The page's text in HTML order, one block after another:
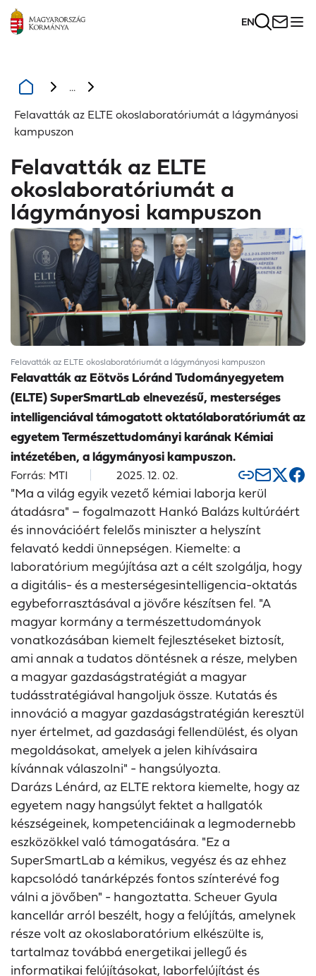
EN
...
Felavatták az ELTE okoslaboratóriumát a lágymányosi
kampuszon
Felavatták az ELTE
okoslaboratóriumát a
lágymányosi kampuszon
Felavatták az ELTE okoslaboratóriumát a lágymányosi kampuszon
Felavatták az Eötvös Lóránd Tudományegyetem
(ELTE) SuperSmartLab elnevezésű, mesterséges
intelligenciával támogatott oktatólaboratóriumát az
egyetem Természettudományi karának Kémiai
intézetében, a lágymányosi kampuszon.
Forrás: MTI 2025. 12. 02.
"Ma a világ egyik vezető kémiai laborja kerül
átadásra" – fogalmazott Hankó Balázs kultúráért
és innovációért felelős miniszter a helyszínt
felavató keddi ünnepségen. Kiemelte: a
laboratórium megújítása azt a célt szolgálja, hogy
a digitális- és a mesterségesintelligencia-oktatás
egybeforrasztásával a jövőre készítsen fel. "A
magyar kormány a természettudományok
vonatkozásában kiemelt fejlesztéseket biztosít,
ami annak a tudatos döntésnek a része, melyben
a magyar gazdaságstratégiát a magyar
tudásstratégiával hangoljuk össze. Kutatás és
innováció a magyar gazdaságstratégián keresztül
nyer értelmet, ad gazdasági fellendülést, és olyan
megoldásokat, amelyek a jelen kihívásaira
kívánnak válaszolni" - hangsúlyozta.
Darázs Lénárd, az ELTE rektora kiemelte, hogy az
egyetem nagy hangsúlyt fektet a hallgatók
készségeinek, kompetenciáinak a legmodernebb
eszközökkel való támogatására. "Ez a
SuperSmartLab a kémikus, vegyész és az ehhez
kapcsolódó tanárképzés fontos színterévé fog
válni a jövőben" - hangoztatta. Scheuer Gyula
kancellár arról beszélt, hogy a felújítás, amelynek
része volt az okoslaboratórium elkészülte is,
tartalmaz továbbá energetikai jellegű és
informatikai felújításokat, laborfelújítást és